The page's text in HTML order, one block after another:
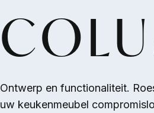
Ontwerp en functionaliteit.
uw keukenmeubel